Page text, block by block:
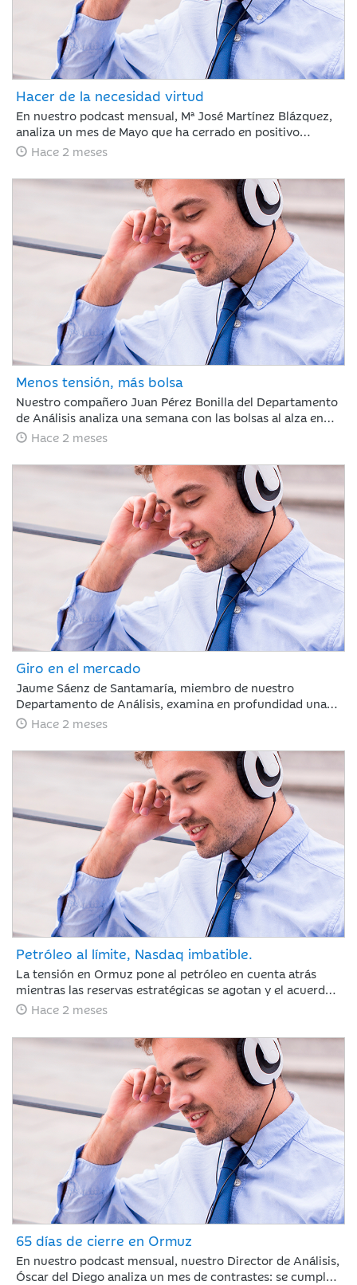
Hacer de la necesidad virtud
En nuestro podcast mensual, Mª José Martínez Blázquez,
analiza un mes de Mayo que ha cerrado en positivo
impulsado por resultados corporativos y el auge global de
reducirse la tensión en el estrecho de Ormuz, mientras
que la renta fija mostró recuperación ante la
estabilización de la deuda pública. En este contexto, el
mercado demostró ser caprichoso, haciendo clave ignorar
el ruido a corto plazo.
Hace 2 meses
Menos tensión, más bolsa
Nuestro compañero Juan Pérez Bonilla del Departamento
de Análisis analiza una semana con las bolsas al alza en
Europa y Japón, tras asimilar los resultados récord de
principio de acuerdo entre EE. UU. e Irán, lo que relaja las
curvas de renta fija. Para los próximos días, el foco estará
en la evolución diplomática y los datos clave de inflación
en Europa y EE. UU.
Hace 2 meses
Giro en el mercado
Jaume Sáenz de Santamaría, miembro de nuestro
Departamento de Análisis, examina en profundidad una
semana compleja para los inversores. Tras un mes de
de ligeras caídas y repunte de la volatilidad, un escenario
condicionado por la ausencia de avances comerciales
significativos entre EE. UU. y China, la firme postura de
Pekín respecto a Taiwán y la preocupante prolongación
del conflicto en Oriente Medio, factores que obligan a
evaluar con cautela las dinámicas macroeconómicas
Hace 2 meses
Petróleo al límite, Nasdaq imbatible.
La tensión en Ormuz pone al petróleo en cuenta atrás
mientras las reservas estratégicas se agotan y el acuerdo
con Irán se resiste. Jaime Sáenz de Santamaría, del
por el pulso energético y la resiliencia de unas bolsas
impulsadas por los resultados tecnológicos.
Hace 2 meses
65 días de cierre en Ormuz
En nuestro podcast mensual, nuestro Director de Análisis,
Óscar del Diego analiza un mes de contrastes: se cumplen